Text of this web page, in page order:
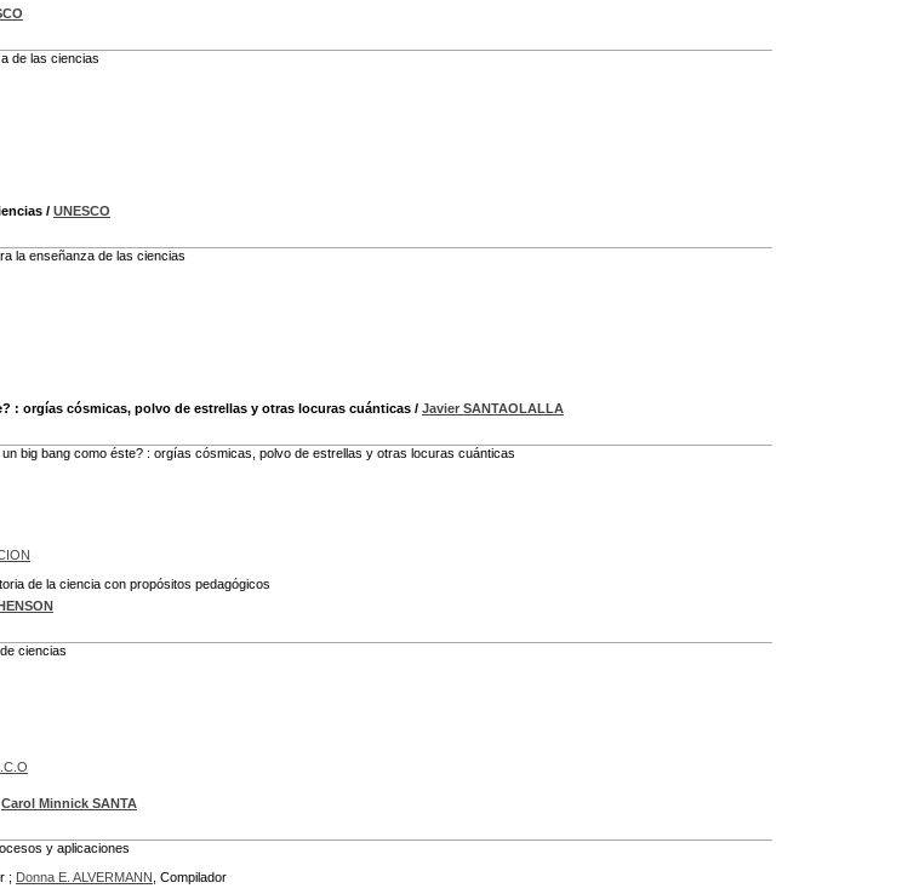
de las ciencias
/ UNESCO
la enseñanza de las ciencias
: orgías cósmicas, polvo de estrellas y otras locuras cuánticas / Javier SANTAOLALLA
big bang como éste? : orgías cósmicas, polvo de estrellas y otras locuras cuánticas
de la ciencia con propósitos pedagógicos
ciencias
Carol Minnick SANTA
y aplicaciones
; Donna E. ALVERMANN , Compilador